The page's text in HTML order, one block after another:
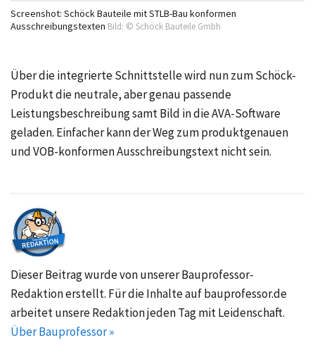
Screenshot: Schöck Bauteile mit STLB-Bau konformen
Ausschreibungstexten Bild: © Schöck Bauteile Gmbh
Über die integrierte Schnittstelle wird nun zum Schöck-
Produkt die neutrale, aber genau passende
Leistungsbeschreibung samt Bild in die AVA-Software
geladen. Einfacher kann der Weg zum produktgenauen
und VOB-konformen Ausschreibungstext nicht sein.
Dieser Beitrag wurde von unserer Bauprofessor-
Redaktion erstellt. Für die Inhalte auf bauprofessor.de
arbeitet unsere Redaktion jeden Tag mit Leidenschaft.
Über Bauprofessor »